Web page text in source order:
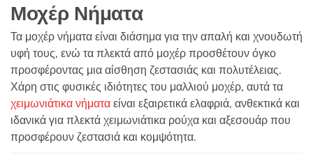
r
d
u
c
t
s
:
Μοχέρ Νήματα
Τα μοχέρ νήματα είναι διάσημα για την απαλή και χνουδωτή
υφή τους, ενώ τα πλεκτά από μοχέρ προσθέτουν όγκο
προσφέροντας μια αίσθηση ζεστασιάς και πολυτέλειας.
Χάρη στις φυσικές ιδιότητες του μαλλιού μοχέρ, αυτά τα
χειμωνιάτικα νήματαείναι εξαιρετικά ελαφριά, ανθεκτικά και
ιδανικά για πλεκτά χειμωνιάτικα ρούχα και αξεσουάρ που
προσφέρουν ζεστασιά και κομψότητα.